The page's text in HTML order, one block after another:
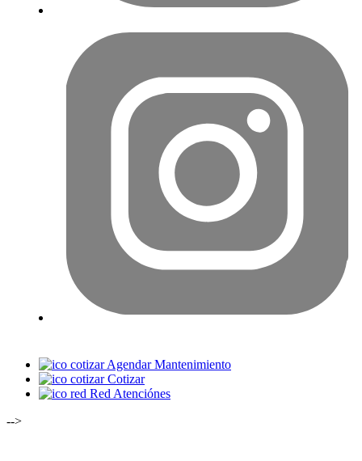
Agendar Mantenimiento
Cotizar
Red Atenciónes
-->